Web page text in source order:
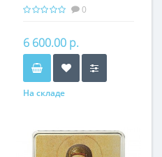
икона имени0
6 600.00 р.
На складе